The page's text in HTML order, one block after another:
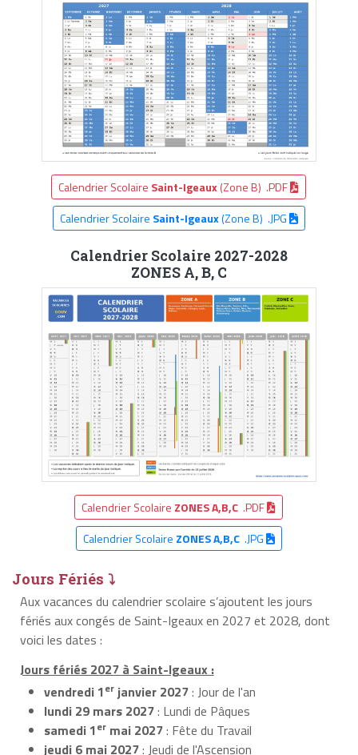
Calendrier Scolaire Saint-Igeaux(Zone B) .PDF
Calendrier Scolaire Saint-Igeaux(Zone B) .JPG
Calendrier Scolaire 2027-2028
ZONES A, B, C
Calendrier Scolaire ZONES A,B,C .PDF
Calendrier Scolaire ZONES A,B,C.JPG
Jours Fériés ⤵
Aux vacances du calendrier scolaire s’ajoutent les jours
fériés aux congés de Saint-Igeaux en 2027 et 2028, dont
voici les dates :
Jours fériés 2027 à Saint-Igeaux :
vendredi 1er janvier 2027: Jour de l'an
lundi 29 mars 2027: Lundi de Pâques
samedi 1er mai 2027: Fête du Travail
jeudi 6 mai 2027: Jeudi de l'Ascension